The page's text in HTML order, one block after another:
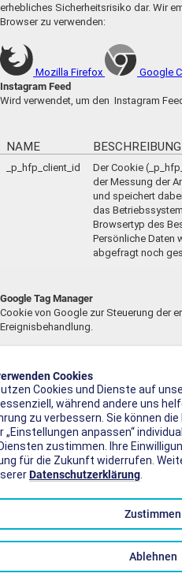
erhebliches Sicherheitsrisiko dar. Wir
Browser zu verwenden:
Mozilla Firefox Google
Instagram Feed
Wird verwendet, um den Instagram
NAME BESCHREIBUNG
_p_hfp_client_id
Der Cookie
der Messung der
und speichert
das
Browsertyp des
Persönliche Daten
abgefragt noch
Google Tag Manager
Cookie von Google zur Steuerung der
Ereignisbehandlung.
NAME BESCHREIBUNG
_ga
_gat
_gid
Wird zum Entsperren von Youtube-
BESCHREIBUNG
NID
Cookies
Cookies und Dienste auf
während andere uns
zu verbessern. Sie können
„Einstellungen anpassen“
zustimmen. Ihre
für die Zukunft widerrufen.
Datenschutzerklärung
Ablehnen
Zustimmen